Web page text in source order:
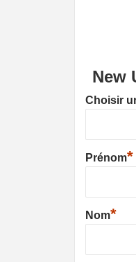
New
Choisir
Prénom*
Nom*